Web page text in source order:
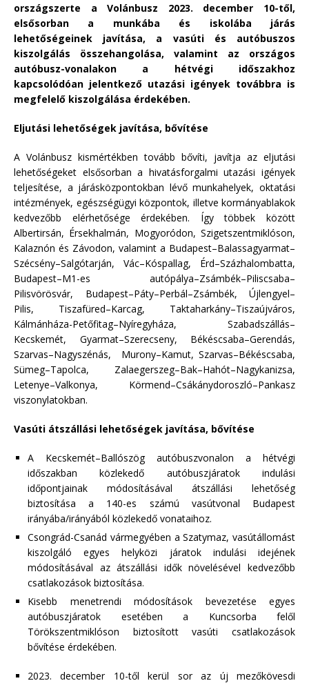
országszerte a Volánbusz 2023. december 10-től,
elsősorban a munkába és iskolába járás
lehetőségeinek javítása, a vasúti és autóbuszos
kiszolgálás összehangolása, valamint az országos
autóbusz-vonalakon a hétvégi időszakhoz
kapcsolódóan jelentkező utazási igények továbbra is
megfelelő kiszolgálása érdekében.
Eljutási lehetőségek javítása, bővítése
A Volánbusz kismértékben tovább bővíti, javítja az eljutási
lehetőségeket elsősorban a hivatásforgalmi utazási igények
teljesítése, a járásközpontokban lévő munkahelyek, oktatási
intézmények, egészségügyi központok, illetve kormányablakok
kedvezőbb elérhetősége érdekében. Így többek között
Albertirsán, Érsekhalmán, Mogyoródon, Szigetszentmiklóson,
Kalaznón és Závodon, valamint a Budapest–Balassagyarmat–
Szécsény–Salgótarján, Vác–Kóspallag, Érd–Százhalombatta,
Budapest–M1-es autópálya–Zsámbék–Piliscsaba–
Pilisvörösvár, Budapest–Páty–Perbál–Zsámbék, Újlengyel–
Pilis, Tiszafüred–Karcag, Taktaharkány–Tiszaújváros,
Kálmánháza-Petőfitag–Nyíregyháza, Szabadszállás–
Kecskemét, Gyarmat–Szerecseny, Békéscsaba–Gerendás,
Szarvas–Nagyszénás, Murony–Kamut, Szarvas–Békéscsaba,
Sümeg–Tapolca, Zalaegerszeg–Bak–Hahót–Nagykanizsa,
Letenye–Valkonya, Körmend–Csákánydoroszló–Pankasz
viszonylatokban.
Vasúti átszállási lehetőségek javítása, bővítése
A Kecskemét–Ballószög autóbuszvonalon a hétvégi
időszakban közlekedő autóbuszjáratok indulási
időpontjainak módosításával átszállási lehetőség
biztosítása a 140-es számú vasútvonal Budapest
irányába/irányából közlekedő vonataihoz.
Csongrád-Csanád vármegyében a Szatymaz, vasútállomást
kiszolgáló egyes helyközi járatok indulási idejének
módosításával az átszállási idők növelésével kedvezőbb
csatlakozások biztosítása.
Kisebb menetrendi módosítások bevezetése egyes
autóbuszjáratok esetében a Kuncsorba felől
Törökszentmiklóson biztosított vasúti csatlakozások
bővítése érdekében.
2023. december 10-től kerül sor az új mezőkövesdi